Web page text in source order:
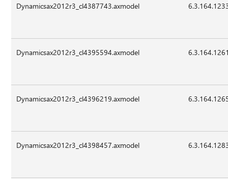
Dynamicsax2012r3_cl4387743.axmodel
Dynamicsax2012r3_cl4395594.axmodel
Dynamicsax2012r3_cl4396219.axmodel
Dynamicsax2012r3_cl4398457.axmodel